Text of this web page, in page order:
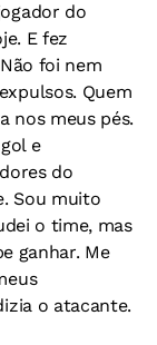
do
E fez
foi nem
Quem
nos meus pés.
e
do
Sou muito
o time, mas
ganhar. Me
o atacante.